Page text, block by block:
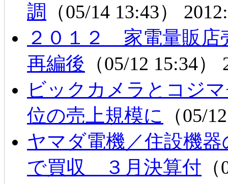
調 （05/14 13:43）
２０１２ 家電量販
再編後 （05/12 15:34）
ビックカメラとコジ
位の売上規模に （05/
ヤマダ電機／住設機
で買収 ３月決算付